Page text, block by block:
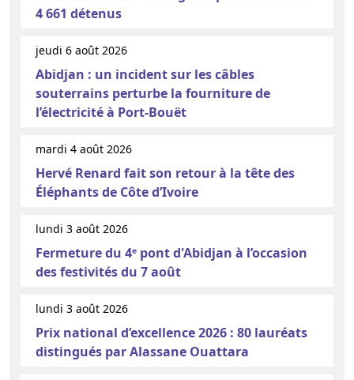
4 661 détenus
jeudi 6 août 2026
Abidjan : un incident sur les câbles
souterrains perturbe la fourniture de
l’électricité à Port-Bouët
mardi 4 août 2026
Hervé Renard fait son retour à la tête des
Éléphants de Côte d’Ivoire
lundi 3 août 2026
Fermeture du 4ᵉ pont d'Abidjan à l’occasion
des festivités du 7 août
lundi 3 août 2026
Prix national d’excellence 2026 : 80 lauréats
distingués par Alassane Ouattara